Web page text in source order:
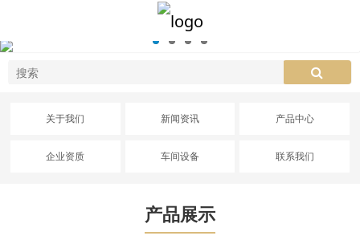
关于我们 新闻资讯 产品中心
企业资质 车间设备 联系我们
产品展示